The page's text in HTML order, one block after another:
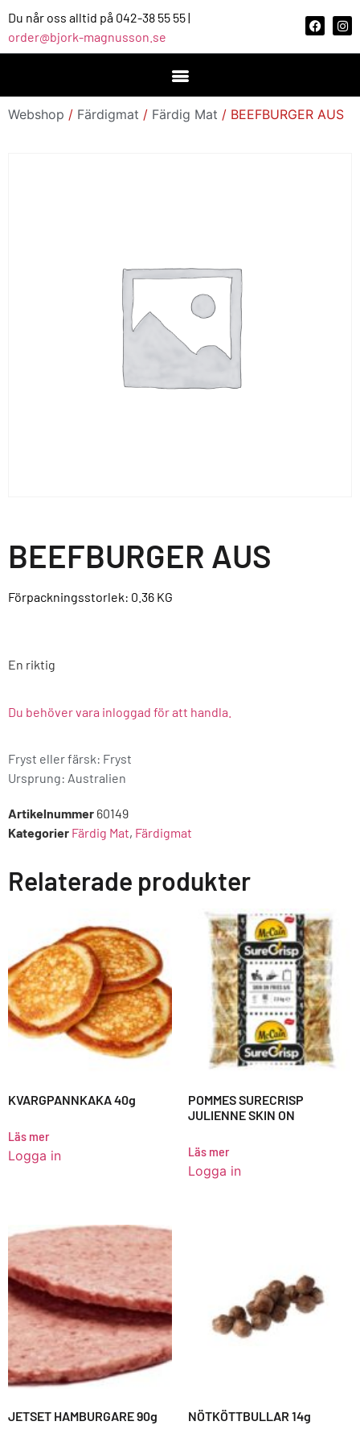
Du når oss alltid på 042-38 55 55 |
order@bjork-magnusson.se
Webshop / Färdigmat / Färdig Mat / BEEFBURGER AUS
BEEFBURGER AUS
Förpackningsstorlek: 0.36 KG
En riktig
Du behöver vara inloggad för att handla.
Fryst eller färsk: Fryst
Ursprung: Australien
Artikelnummer 60149
Kategorier Färdig Mat, Färdigmat
Relaterade produkter
KVARGPANNKAKA 40g
Läs mer
Logga in
POMMES SURECRISP
JULIENNE SKIN ON
Läs mer
Logga in
JETSET HAMBURGARE 90g NÖTKÖTTBULLAR 14g